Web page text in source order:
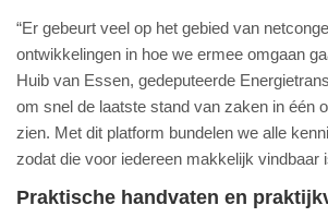
“Er gebeurt veel op het gebied van
ontwikkelingen in hoe we ermee omgaan
Huib van Essen, gedeputeerde
om snel de laatste stand van zaken in één
zien. Met dit platform bundelen we alle
zodat die voor iedereen makkelijk vindbaar
Praktische handvaten en